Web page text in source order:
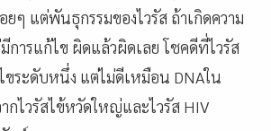
ยๆ แต่พันธุกรรมของไวรัส ถ้าเกิดความ
การแก้ไข ผิดแล้วผิดเลย โชคดีที่ไวรัส
ขระดับหนึ่ง แต่ไม่ดีเหมือน DNAใน
กไวรัสไข้หวัดใหญ่และไวรัส HIV